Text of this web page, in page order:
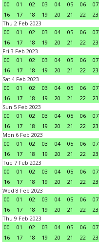
00
01 02 03 04 05 06 07
16
17 18 19 20 21 22
23
Thu 2 Feb 2023
00
01 02 03 04 05 06 07
16
17 18 19 20 21 22
23
Fri 3 Feb 2023
00
01 02 03 04 05 06 07
16
17 18 19 20 21 22
23
Sat 4 Feb 2023
00
01 02 03 04 05 06 07
16
17 18 19 20 21 22
23
Sun 5 Feb 2023
00
01 02 03 04 05 06 07
16
17 18 19 20 21 22
23
Mon 6 Feb 2023
00
01 02 03 04 05 06 07
16
17 18 19 20 21 22
23
Tue 7 Feb 2023
00
01 02 03 04 05 06 07
16
17 18 19 20 21 22
23
Wed 8 Feb 2023
00
01 02 03 04 05 06 07
16
17 18 19 20 21 22
23
Thu 9 Feb 2023
00
01 02 03 04 05 06 07
16
17 18 19 20 21 22
23